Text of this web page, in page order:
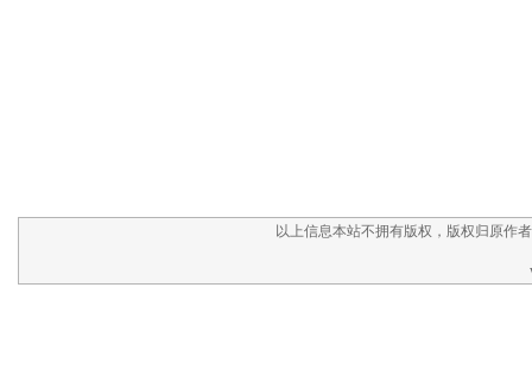
以上信息本站不拥有版权，版权归原作